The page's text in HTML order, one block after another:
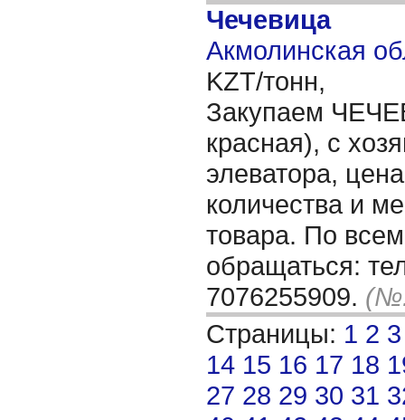
Чечевица
Акмолинская
KZT/тонн,
Закупаем
красная), с
элеватора,
количества и
товара. По
обращаться:
7076255909.
Страницы: 1 2 3
14 15 16 17 18
27 28 29 30 31